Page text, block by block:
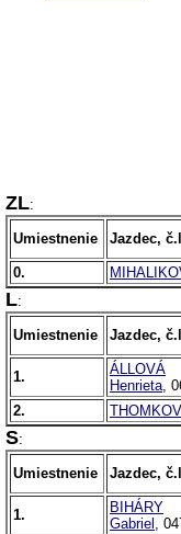
ZL:
Umiestnenie Jazdec,
0.
L:
Umiestnenie Jazdec,
1.
ÁLLOVÁ
Henrieta,
2.
S:
Umiestnenie Jazdec,
1.
BIHÁRY
Gabriel ,